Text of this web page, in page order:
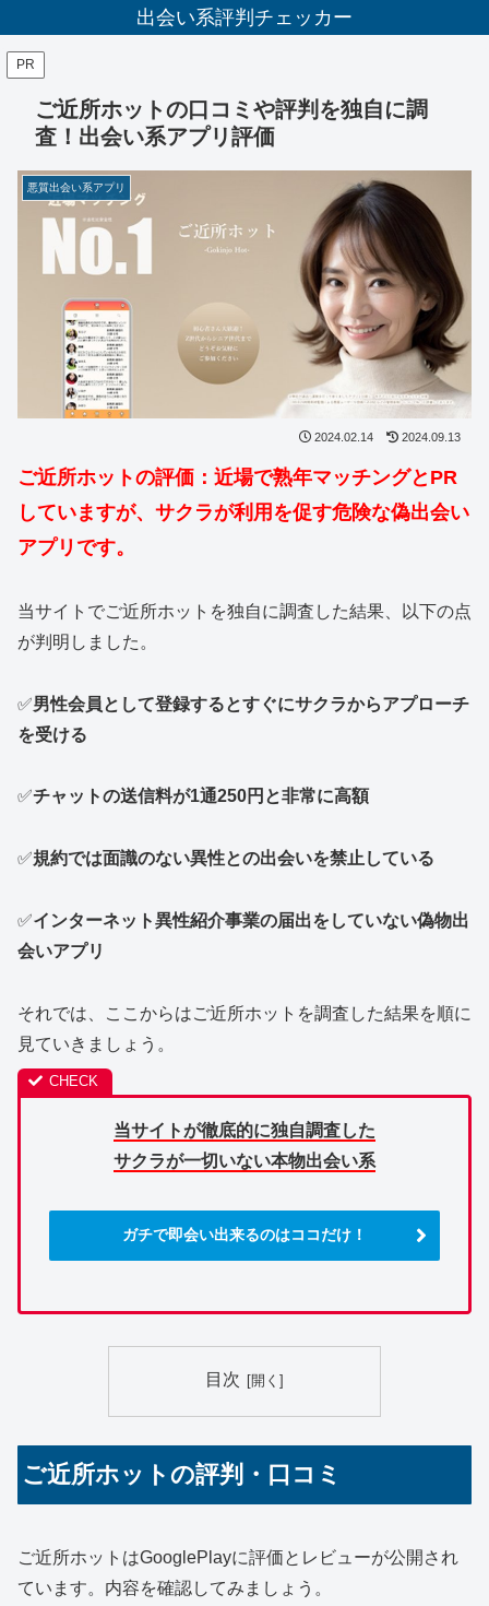
出会い系評判チェッカー
PR
ご近所ホットの口コミや評判を独自に調
査！出会い系アプリ評価
悪質出会い系アプリ
2024.02.14 2024.09.13
ご近所ホットの評価：近場で熟年マッチングとPR
していますが、サクラが利用を促す危険な偽出会い
アプリです。
当サイトでご近所ホットを独自に調査した結果、以下の点
が判明しました。
✅男性会員として登録するとすぐにサクラからアプローチ
を受ける
✅チャットの送信料が1通250円と非常に高額
✅規約では面識のない異性との出会いを禁止している
✅インターネット異性紹介事業の届出をしていない偽物出
会いアプリ
それでは、ここからはご近所ホットを調査した結果を順に
見ていきましょう。
当サイトが徹底的に独自調査した
サクラが一切いない本物出会い系
ガチで即会い出来るのはココだけ！
目次
ご近所ホットの評判・口コミ
ご近所ホットはGooglePlayに評価とレビューが公開され
ています。内容を確認してみましょう。